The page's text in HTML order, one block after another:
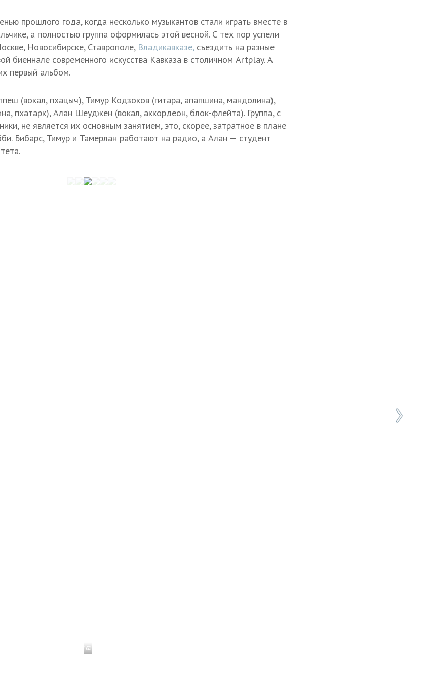
прошлого года, когда несколько музыкантов стали играть вместе в
а полностью группа оформилась этой весной. С тех пор успели
Новосибирске, Ставрополе, Владикавказе,съездить на разные
биеннале современного искусства Кавказа в столичном Artplay. А
первый альбом.
(вокал, пхацыч), Тимур Кодзоков (гитара, апапшина, мандолина),
пхатарк), Алан Шеуджен (вокал, аккордеон, блок-флейта). Группа, с
не является их основным занятием, это, скорее, затратное в плане
Бибарс, Тимур и Тамерлан работают на радио, а Алан — студент
Фото: Татьяна Свириденко
1 / 6